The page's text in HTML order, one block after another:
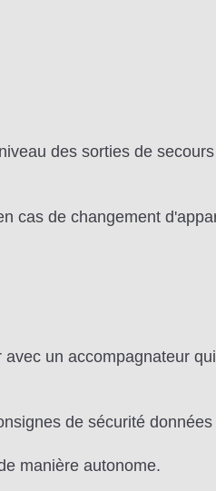
des sorties de
cas de changement
un accompagnateur
de sécurité
manière autonome.